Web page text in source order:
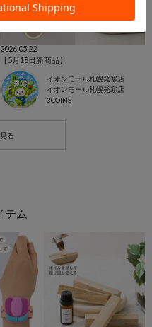
2026.05.22
【5月18日新商品】
イオンモール札幌発寒店
イオンモール札幌発寒店
3COINS